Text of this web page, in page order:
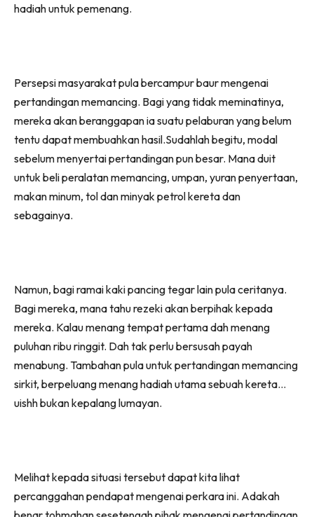
hadiah untuk pemenang.
Persepsi masyarakat pula bercampur baur mengenai
pertandingan memancing. Bagi yang tidak meminatinya,
mereka akan beranggapan ia suatu pelaburan yang belum
tentu dapat membuahkan hasil.Sudahlah begitu, modal
sebelum menyertai pertandingan pun besar. Mana duit
untuk beli peralatan memancing, umpan, yuran penyertaan,
makan minum, tol dan minyak petrol kereta dan
sebagainya.
Namun, bagi ramai kaki pancing tegar lain pula ceritanya.
Bagi mereka, mana tahu rezeki akan berpihak kepada
mereka. Kalau menang tempat pertama dah menang
puluhan ribu ringgit. Dah tak perlu bersusah payah
menabung. Tambahan pula untuk pertandingan memancing
sirkit, berpeluang menang hadiah utama sebuah kereta…
uishh bukan kepalang lumayan.
Melihat kepada situasi tersebut dapat kita lihat
percanggahan pendapat mengenai perkara ini. Adakah